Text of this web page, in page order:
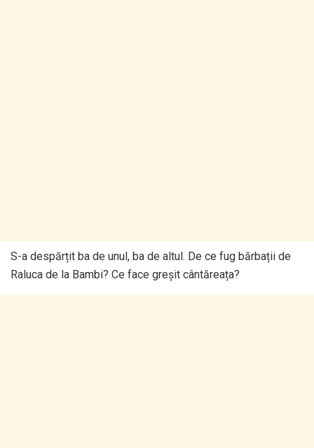
S-a despărțit ba de unul, ba de altul. De ce fug bărbații de
Raluca de la Bambi? Ce face greșit cântăreața?